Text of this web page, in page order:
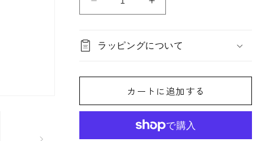
売
れ
て
か
販
売
で
き
ま
せ
ん
ン
レ
ト
数
マ
ン
レ
ー
ト
の
数
ラッピングについて
カートに追加する